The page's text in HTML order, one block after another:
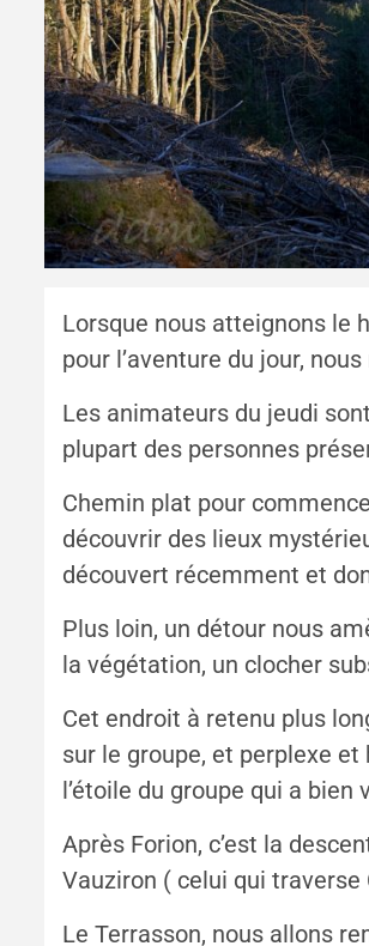
Lorsque nous atteignons le
pour l’aventure du jour,
Les animateurs du jeudi
plupart des personnes
Chemin plat pour
découvrir des lieux
découvert récemment et
Plus loin, un détour nous
la végétation, un clocher
Cet endroit à retenu plus
sur le groupe, et perplexe et
l’étoile du groupe qui a bien
Après Forion, c’est la
Vauziron ( celui qui traverse
Le Terrasson, nous allons